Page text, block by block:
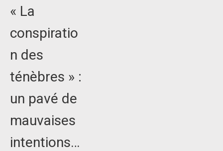
« La
conspiratio
n des
ténèbres » :
un pavé de
mauvaises
intentions…